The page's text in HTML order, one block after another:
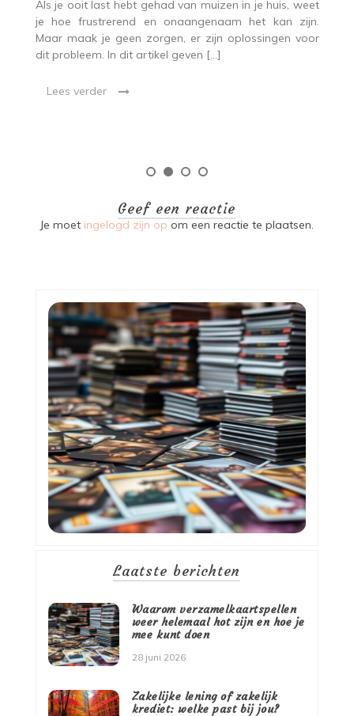
Als je ooit last hebt gehad van muizen in je huis, weet
je hoe frustrerend en onaangenaam het kan zijn.
Maar maak je geen zorgen, er zijn oplossingen voor
dit probleem. In dit artikel geven […]
Lees verder
Geef een reactie
Je moet ingelogd zijn op om een reactie te plaatsen.
Laatste berichten
Waarom verzamelkaartspellen
weer helemaal hot zijn en hoe je
mee kunt doen
28 juni 2026
Zakelijke lening of zakelijk
krediet: welke past bij jou?